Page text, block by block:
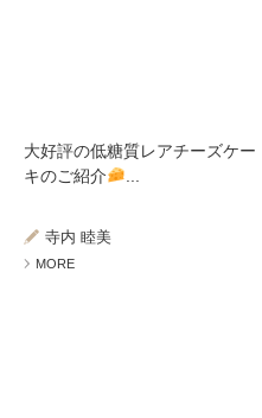
肌改善の
は？
大好評の低糖質レアチーズケー
キのご紹介
寺内 睦美
MORE